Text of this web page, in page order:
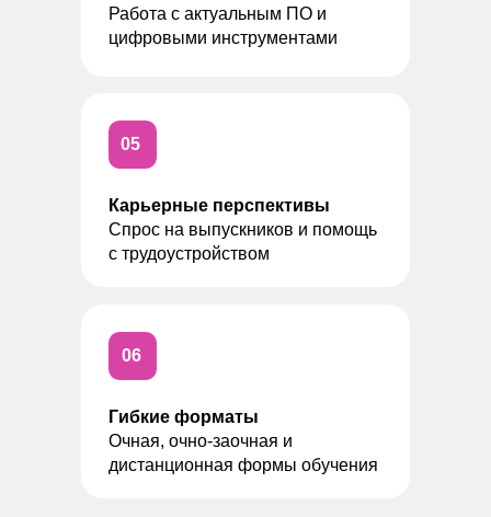
Работа с актуальным ПО и
цифровыми инструментами
Гибкие форматы
Очная, очно-заочная и
дистанционная формы обучения
06
Карьерные перспективы
Спрос на выпускников и помощь
с трудоустройством
05